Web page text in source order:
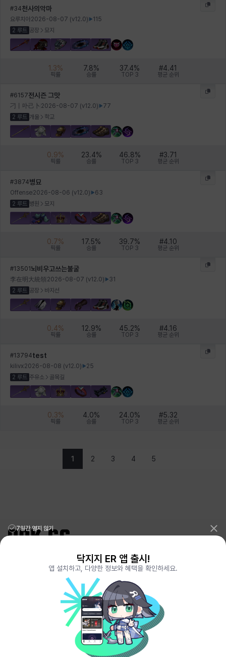
#34천사의악마
요루치아2026-08-07 (v12.0)
115
2 루트 공장 묘지
1.3%
픽률
7.8%
승률
37.4%
TOP 3
#4.41
평균 순위
#6157전시즌 그맛
刁丨卟己卜 2026-08-07 (v12.0)
77
2 루트 개울 학교
0.9%
픽률
23.4%
승률
46.8%
TOP 3
#3.71
평균 순위
#3874병묘
Offense2026-08-06 (v12.0)
63
2 루트 병원 묘지
0.7%
픽률
17.5%
승률
39.7%
TOP 3
#4.10
평균 순위
#13501 뇌비우고쓰는불굴
李在明大統領 2026-08-07 (v12.0)
31
2 루트 공장 바지선
0.4%
픽률
12.9%
승률
45.2%
TOP 3
#4.16
평균 순위
#13794test
kilivx 2026-08-08 (v12.0)
25
2 루트 주유소 골목길
0.3%
픽률
4.0%
승률
24.0%
TOP 3
#5.32
평균 순위
1 2 3 4 5
리그오브레전드 전적검색 포로지지PORO.GG
전략적팀전투 TFT 전적검색 롤체지지 LOLCHESS.GG
메이플스토리 종합통계MAPLE.GG
VALORANT.DAK.GG
배틀그라운드 전적검색PUBG.DAK.GG
이터널 리턴 전적검색ER.DAK.GG
GENSHIN.DAK.GG
DEADLOCK.DAK.GG
7일간 열지 않기
닥지지 ER 앱 출시!
앱 설치하고, 다양한 정보와 혜택을 확인하세요.